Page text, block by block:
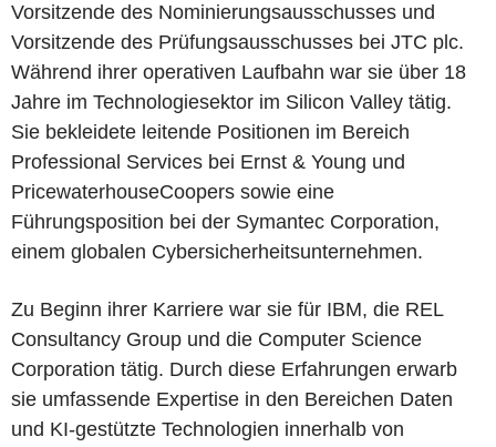
Vorsitzende des Nominierungsausschusses und
Vorsitzende des Prüfungsausschusses bei JTC plc.
Während ihrer operativen Laufbahn war sie über 18
Jahre im Technologiesektor im Silicon Valley tätig.
Sie bekleidete leitende Positionen im Bereich
Professional Services bei Ernst & Young und
PricewaterhouseCoopers sowie eine
Führungsposition bei der Symantec Corporation,
einem globalen Cybersicherheitsunternehmen.
Zu Beginn ihrer Karriere war sie für IBM, die REL
Consultancy Group und die Computer Science
Corporation tätig. Durch diese Erfahrungen erwarb
sie umfassende Expertise in den Bereichen Daten
und KI-gestützte Technologien innerhalb von